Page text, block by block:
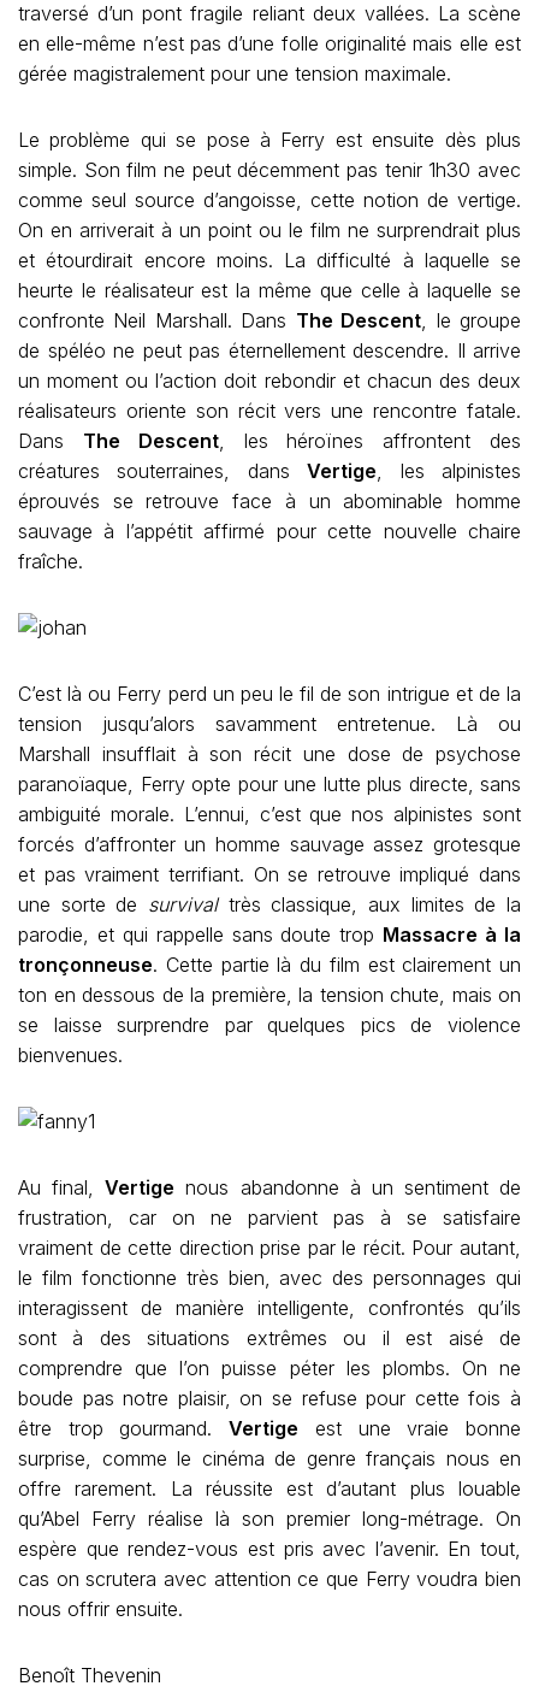
traversé d’un pont fragile reliant deux vallées. La scène
en elle-même n’est pas d’une folle originalité mais elle est
gérée magistralement pour une tension maximale.
Le problème qui se pose à Ferry est ensuite dès plus
simple. Son film ne peut décemment pas tenir 1h30 avec
comme seul source d’angoisse, cette notion de vertige.
On en arriverait à un point ou le film ne surprendrait plus
et étourdirait encore moins. La difficulté à laquelle se
heurte le réalisateur est la même que celle à laquelle se
confronte Neil Marshall. Dans The Descent, le groupe
de spéléo ne peut pas éternellement descendre. Il arrive
un moment ou l’action doit rebondir et chacun des deux
réalisateurs oriente son récit vers une rencontre fatale.
Dans The Descent, les héroïnes affrontent des
créatures souterraines, dansVertige, les alpinistes
éprouvés se retrouve face à un abominable homme
sauvage à l’appétit affirmé pour cette nouvelle chaire
fraîche.
C’est là ou Ferry perd un peu le fil de son intrigue et de la
tension jusqu’alors savamment entretenue. Là ou
Marshall insufflait à son récit une dose de psychose
paranoïaque, Ferry opte pour une lutte plus directe, sans
ambiguité morale. L’ennui, c’est que nos alpinistes sont
forcés d’affronter un homme sauvage assez grotesque
et pas vraiment terrifiant. On se retrouve impliqué dans
une sorte de survivaltrès classique, aux limites de la
parodie, et qui rappelle sans doute trop Massacre à la
tronçonneuse. Cette partie là du film est clairement un
ton en dessous de la première, la tension chute, mais on
se laisse surprendre par quelques pics de violence
bienvenues.
Au final,Vertige nous abandonne à un sentiment de
frustration, car on ne parvient pas à se satisfaire
vraiment de cette direction prise par le récit. Pour autant,
le film fonctionne très bien, avec des personnages qui
interagissent de manière intelligente, confrontés qu’ils
sont à des situations extrêmes ou il est aisé de
comprendre que l’on puisse péter les plombs. On ne
boude pas notre plaisir, on se refuse pour cette fois à
être trop gourmand.Vertige est une vraie bonne
surprise, comme le cinéma de genre français nous en
offre rarement. La réussite est d’autant plus louable
qu’Abel Ferry réalise là son premier long-métrage. On
espère que rendez-vous est pris avec l’avenir. En tout,
cas on scrutera avec attention ce que Ferry voudra bien
nous offrir ensuite.
Benoît Thevenin